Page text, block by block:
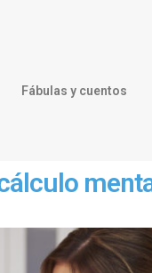
Fábulas y cuentos